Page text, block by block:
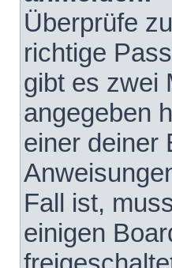
Überprüfe
richtige
gibt es zwei
angegeben
einer deiner
Fall ist,
einigen